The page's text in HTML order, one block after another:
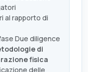
al rapporto di
Due diligence
di
fisica
delle